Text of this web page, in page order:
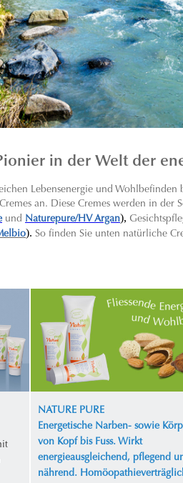
in der Welt der
Lebensenergie und Wohlbefinden
an. Diese Cremes werden in
und Naturepure/HV Argan),
). So finden Sie unten natürliche
NATURE PURE
Energetische Narben- sowie
von Kopf bis Fuss. Wirkt
energieausgleichend, pflegend
nährend.